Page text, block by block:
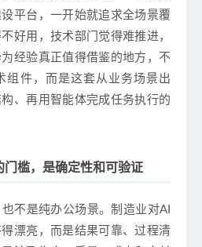
平台，一开始就追求全场景覆
好用，技术部门觉得难推进，
经验真正值得借鉴的地方，不
组件，而是这套从业务场景出
、再用智能体完成任务执行的
门槛，是确定性和可验证
不是纯办公场景。制造业对AI
漂亮，而是结果可靠、过程清